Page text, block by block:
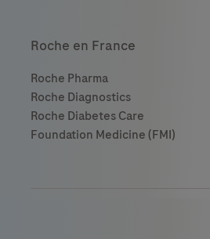
Roche en France